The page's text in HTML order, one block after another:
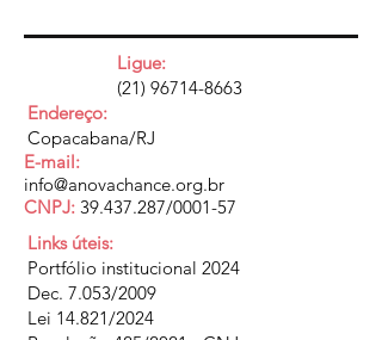
Ligue:
(21) 96714-8663
Endereço:
Copacabana/RJ
E-mail:
info@anovachance.org.br
CNPJ: 39.437.287/0001-57
Links úteis:
Portfólio institucional 2024
Dec. 7.053/2009
Lei 14.821/2024